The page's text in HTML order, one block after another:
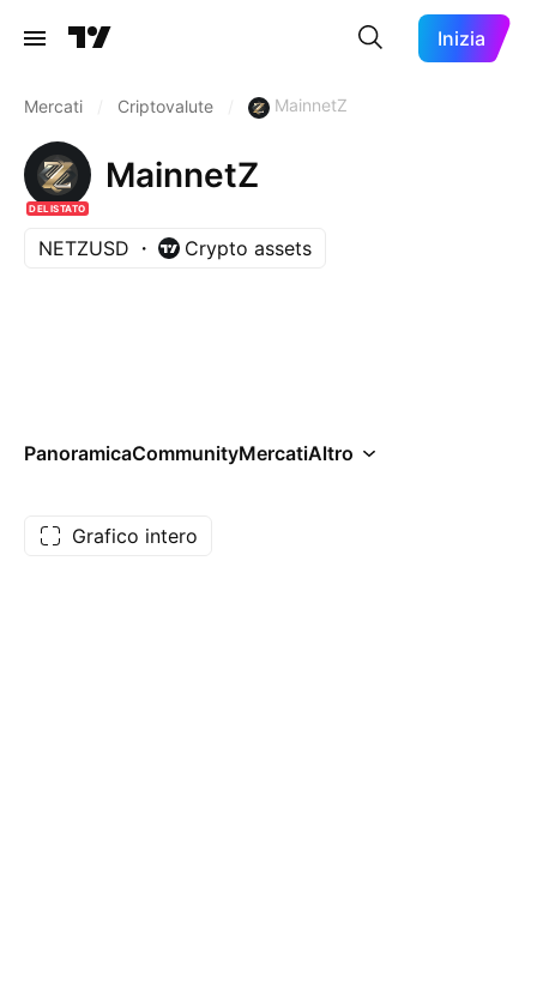
Inizia
Mercati Criptovalute MainnetZ
DELISTATO
MainnetZ
NETZUSD Crypto assets
PanoramicaCommunityMercatiAltro
Grafico intero